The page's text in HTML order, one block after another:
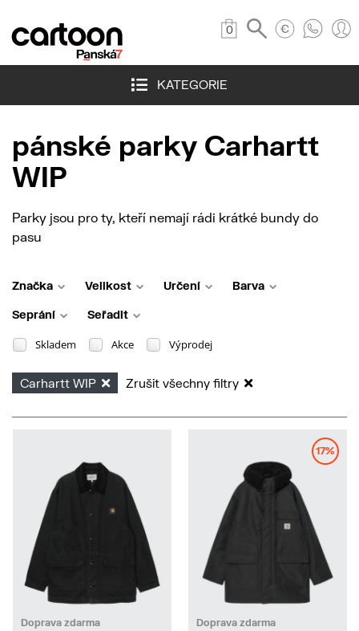
0
KATEGORIE
pánské parky Carhartt
WIP
Parky jsou pro ty, kteří nemají rádi krátké bundy do
pasu
Značka Velikost Určení Barva
Seprání Seřadit
Skladem Akce Výprodej
Carhartt WIP Zrušit všechny filtry
Doprava zdarma
MXL
17%
Doprava zdarma
L